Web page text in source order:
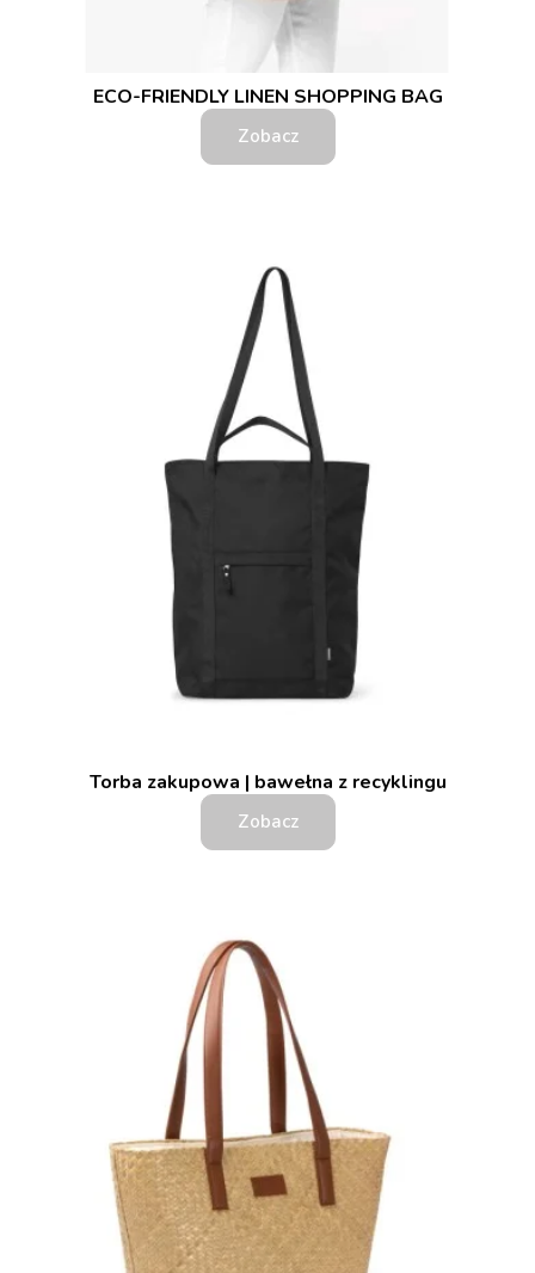
ECO-FRIENDLY LINEN SHOPPING BAG
Zobacz
Torba zakupowa | bawełna z recyklingu
Zobacz